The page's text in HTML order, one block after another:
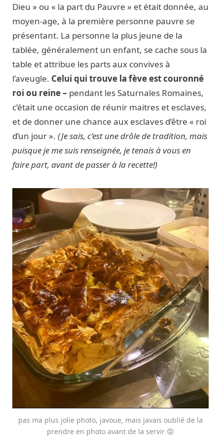
Dieu » ou « la part du Pauvre » et était donnée, au
moyen-age, à la première personne pauvre se
présentant. La personne la plus jeune de la
tablée, généralement un enfant, se cache sous la
table et attribue les parts aux convives à
l’aveugle. Celui qui trouve la fève est couronné
roi ou reine – pendant les Saturnales Romaines,
c’était une occasion de réunir maitres et esclaves,
et de donner une chance aux esclaves d’être « roi
d’un jour ». (Je sais, c’est une drôle de tradition, mais
puisque je me suis renseignée, je tenais à vous en
faire part, avant de passer à la recette!)
pas ma plus jolie photo, javoue, mais javais oublié de la
prendre en photo avant de la servir 😡